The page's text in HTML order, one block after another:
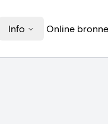
Info Online